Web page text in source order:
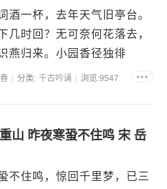
酒一杯，去年天气旧亭台。
几时回？无可奈何花落去，
燕归来。小园香径独徘
分类: 千古吟诵 浏览:9547
山 昨夜寒蛩不住鸣 宋 岳
不住鸣，惊回千里梦，已三